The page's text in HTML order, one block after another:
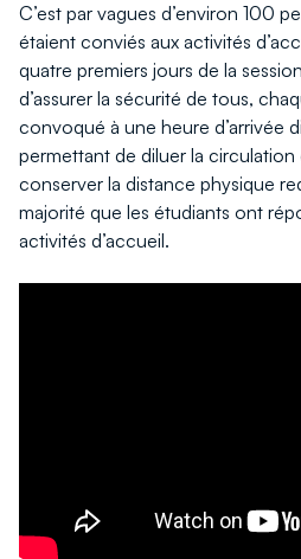
C’est par vagues d’environ 100
étaient conviés aux activités
quatre premiers jours de la
d’assurer la sécurité de tous,
convoqué à une heure d’arrivée
permettant de diluer la circulation
conserver la distance physique
majorité que les étudiants ont
activités d’accueil.